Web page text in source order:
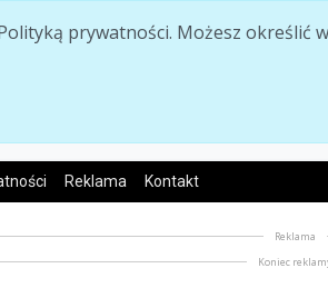
prywatności. Możesz określić
Reklama Kontakt
Reklama
Koniec